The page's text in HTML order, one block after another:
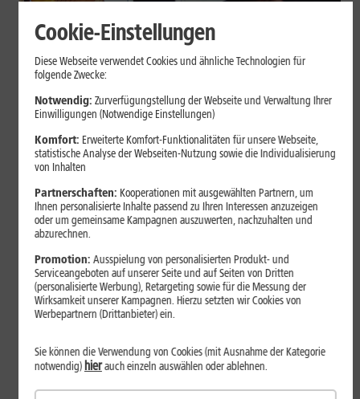
Internet zuhause
Browser-Erweiterungen sicher
nutzen: So erkennst Du
vertrauenswürdige Add-ons
Browser-Erweiterungen können praktisch sein, greifen aber je
nach Berechtigung tief in Deine Browserdaten ein. Der Beitrag
zeigt Dir, wie Du Add-ons vor der Installation prüfst und riskante
Erweiterungen erkennst.
Mehr erfahren
Cookie-Einstellungen
Diese Webseite verwendet Cookies und ähnliche Technologien für
folgende Zwecke:
Notwendig: Zurverfügungstellung der Webseite und Verwaltung Ihrer
Einwilligungen (Notwendige Einstellungen)
Komfort: Erweiterte Komfort-Funktionalitäten für unsere Webseite,
statistische Analyse der Webseiten-Nutzung sowie die Individualisierung
von Inhalten
Partnerschaften: Kooperationen mit ausgewählten Partnern, um
Ihnen personalisierte Inhalte passend zu Ihren Interessen anzuzeigen
oder um gemeinsame Kampagnen auszuwerten, nachzuhalten und
abzurechnen.
Promotion: Ausspielung von personalisierten Produkt- und
Serviceangeboten auf unserer Seite und auf Seiten von Dritten
(personalisierte Werbung), Retargeting sowie für die Messung der
Wirksamkeit unserer Kampagnen. Hierzu setzten wir Cookies von
Werbepartnern (Drittanbieter) ein.
Sie können die Verwendung von Cookies (mit Ausnahme der Kategorie
notwendig) hierauch einzeln auswählen oder ablehnen.